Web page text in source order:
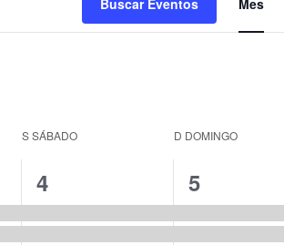
SSÁBADO D DOMINGO
3
eventos,
4
2
eventos,
5